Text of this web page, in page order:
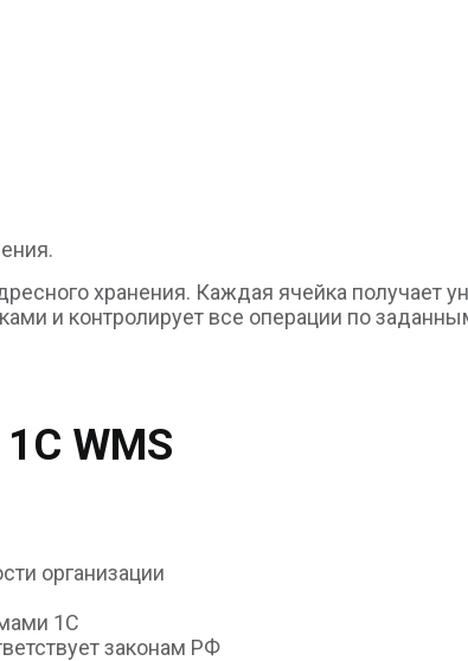
хранения. Каждая ячейка получает
и контролирует все операции по
WMS
организации
1С
законам РФ